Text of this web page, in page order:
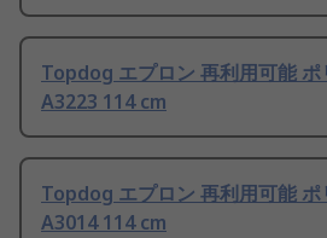
Topdog エプロン 再利用可能 ポ
A3223 114 cm
Topdog エプロン 再利用可能 ポ
A3014 114 cm